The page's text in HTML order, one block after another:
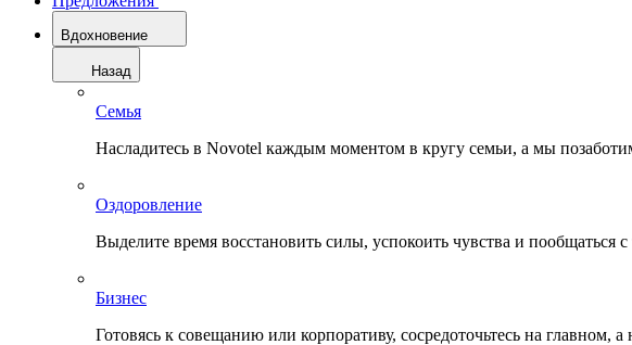
Вдохновение
Назад
Семья
Насладитесь в Novotel каждым моментом в кругу семьи, а мы
Оздоровление
Выделите время восстановить силы, успокоить чувства и пообщаться
Бизнес
Готовясь к совещанию или корпоративу, сосредоточьтесь на главном,